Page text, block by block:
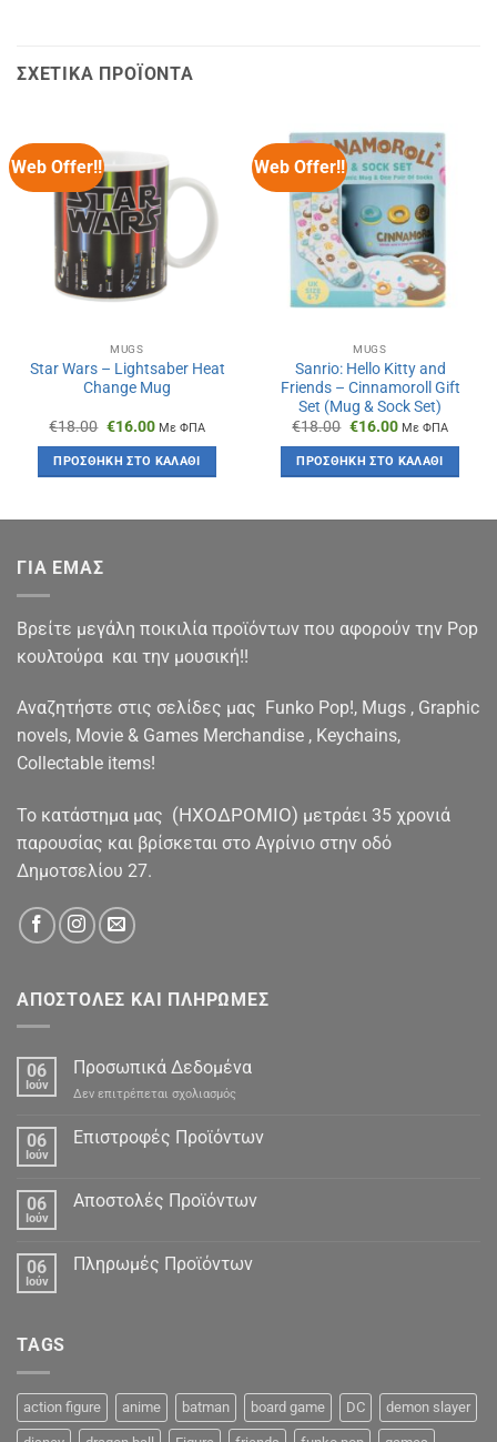
ΣΧΕΤΙΚΆ ΠΡΟΪΌΝΤΑ
Web Offer!!
MUGS
Star Wars – Lightsaber Heat
Change Mug
€18.00 Original
was:
€18.00.
€16.00Η
τιμή
είναι:
€16.00.
Με ΦΠΑ
ΠΡΟΣΘΉΚΗ ΣΤΟ ΚΑΛΆΘΙ
Web Offer!!
MUGS
Sanrio: Hello Kitty and
Friends – Cinnamoroll Gift
Set (Mug & Sock Set)
€18.00 Original
was:
€18.00.
€16.00Η
τιμή
είναι:
€16.00.
Με ΦΠΑ
ΠΡΟΣΘΉΚΗ ΣΤΟ ΚΑΛΆΘΙ
ΓΙΑ ΕΜΑΣ
Βρείτε μεγάλη ποικιλία προϊόντων που αφορούν την Pop
κουλτούρα και την μουσική!!
Αναζητήστε στις σελίδες μας Funko Pop!, Mugs , Graphic
novels, Movie & Games Merchandise , Keychains,
Collectable items!
To κατάστημα μας (ΗΧΟΔΡΟΜΙΟ) μετράει 35 χρονιά
παρουσίας και βρίσκεται στο Αγρίνιο στην οδό
Δημοτσελίου 27.
ΑΠΟΣΤΟΛΕΣ ΚΑΙ ΠΛΗΡΩΜΕΣ
06
Ιούν
Προσωπικά Δεδομένα
Δεν επιτρέπεται σχολιασμός
Δεδομένα
06
Ιούν
Επιστροφές Προϊόντων
06
Ιούν
Αποστολές Προϊόντων
06
Ιούν
Πληρωμές Προϊόντων
TAGS
action figure anime batman board game DC demon slayer